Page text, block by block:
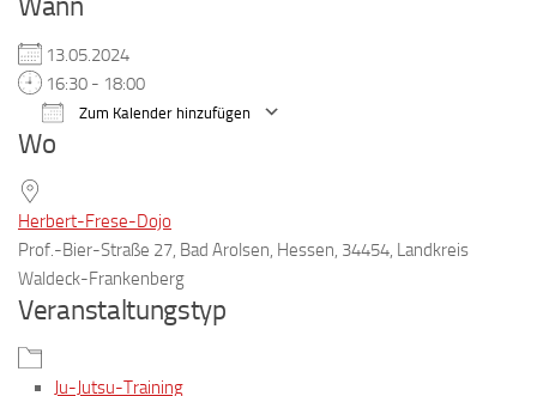
Wann
13.05.2024
16:30 - 18:00
Zum Kalender hinzufügen
Wo
Herbert-Frese-Dojo
Prof.-Bier-Straße 27, Bad Arolsen, Hessen, 34454, Landkreis
Waldeck-Frankenberg
Veranstaltungstyp
Ju-Jutsu-Training